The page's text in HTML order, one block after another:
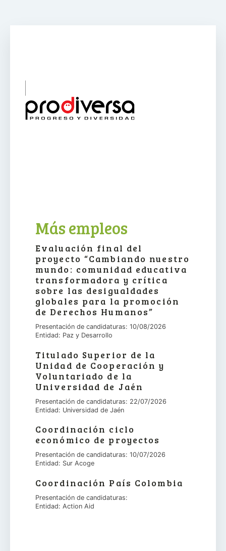
Más empleos
Evaluación final del
proyecto “Cambiando nuestro
mundo: comunidad educativa
transformadora y crítica
sobre las desigualdades
globales para la promoción
de Derechos Humanos”
Presentación de candidaturas: 10/08/2026
Entidad: Paz y Desarrollo
Titulado Superior de la
Unidad de Cooperación y
Voluntariado de la
Universidad de Jaén
Presentación de candidaturas: 22/07/2026
Entidad: Universidad de Jaén
Coordinación ciclo
económico de proyectos
Presentación de candidaturas: 10/07/2026
Entidad: Sur Acoge
Coordinación País Colombia
Presentación de candidaturas:
Entidad: Action Aid